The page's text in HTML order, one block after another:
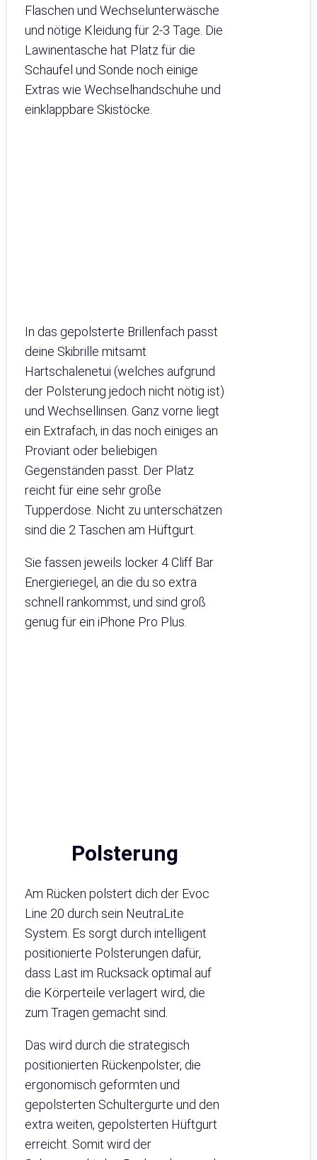
Flaschen und Wechselunterwäsche
und nötige Kleidung für 2-3 Tage. Die
Lawinentasche hat Platz für die
Schaufel und Sonde noch einige
Extras wie Wechselhandschuhe und
einklappbare Skistöcke.
In das gepolsterte Brillenfach passt
deine Skibrille mitsamt
Hartschalenetui (welches aufgrund
der Polsterung jedoch nicht nötig ist)
und Wechsellinsen. Ganz vorne liegt
ein Extrafach, in das noch einiges an
Proviant oder beliebigen
Gegenständen passt. Der Platz
reicht für eine sehr große
Tupperdose. Nicht zu unterschätzen
sind die 2 Taschen am Hüftgurt.
Sie fassen jeweils locker 4 Cliff Bar
Energieriegel, an die du so extra
schnell rankommst, und sind groß
genug für ein iPhone Pro Plus.
Polsterung
Am Rücken polstert dich der Evoc
Line 20 durch sein NeutraLite
System. Es sorgt durch intelligent
positionierte Polsterungen dafür,
dass Last im Rucksack optimal auf
die Körperteile verlagert wird, die
zum Tragen gemacht sind.
Das wird durch die strategisch
positionierten Rückenpolster, die
ergonomisch geformten und
gepolsterten Schultergurte und den
extra weiten, gepolsterten Hüftgurt
erreicht. Somit wird der